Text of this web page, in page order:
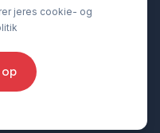
jeres cookie- og